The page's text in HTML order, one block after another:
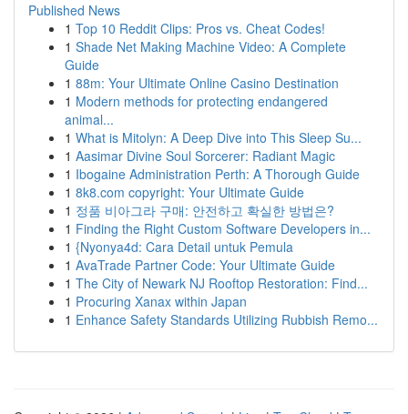
Published News
1 Top 10 Reddit Clips: Pros vs. Cheat Codes!
1 Shade Net Making Machine Video: A Complete
Guide
1 88m: Your Ultimate Online Casino Destination
1 Modern methods for protecting endangered
animal...
1 What is Mitolyn: A Deep Dive into This Sleep Su...
1 Aasimar Divine Soul Sorcerer: Radiant Magic
1 Ibogaine Administration Perth: A Thorough Guide
1 8k8.com copyright: Your Ultimate Guide
1 정품 비아그라 구매: 안전하고 확실한 방법은?
1 Finding the Right Custom Software Developers in...
1 {Nyonya4d: Cara Detail untuk Pemula
1 AvaTrade Partner Code: Your Ultimate Guide
1 The City of Newark NJ Rooftop Restoration: Find...
1 Procuring Xanax within Japan
1 Enhance Safety Standards Utilizing Rubbish Remo...